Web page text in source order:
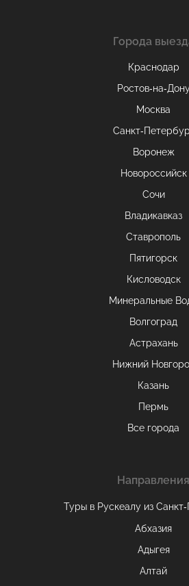
Города
Краснодар
Ростов-на-
Москва
Санкт-
Воронеж
Новороссийск
Сочи
Владикавказ
Ставрополь
Пятигорск
Кисловодск
Минеральные
Волгоград
Астрахань
Нижний
Казань
Пермь
Все города
Направления
Туры в Рускеалу из
Абхазия
Адыгея
Алтай